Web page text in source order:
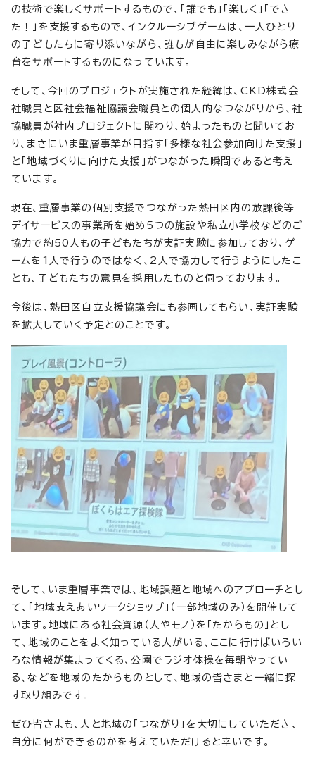
の技術で楽しくサポートするもので、「誰でも」「楽しく」「でき
た！」を支援するもので、インクルーシブゲームは、一人ひとり
の子どもたちに寄り添いながら、誰もが自由に楽しみながら療
育をサポートするものになっています。
そして、今回のプロジェクトが実施された経緯は、CKD株式会
社職員と区社会福祉協議会職員との個人的なつながりから、社
協職員が社内プロジェクトに関わり、始まったものと聞いてお
り、まさにいま重層事業が目指す「多様な社会参加向けた支援」
と「地域づくりに向けた支援」がつながった瞬間であると考え
ています。
現在、重層事業の個別支援でつながった熱田区内の放課後等
デイサービスの事業所を始め5つの施設や私立小学校などのご
協力で約50人もの子どもたちが実証実験に参加しており、ゲ
ームを1人で行うのではなく、2人で協力して行うようにしたこ
とも、子どもたちの意見を採用したものと伺っております。
今後は、熱田区自立支援協議会にも参画してもらい、実証実験
を拡大していく予定とのことです。
そして、いま重層事業では、地域課題と地域へのアプローチとし
て、「地域支えあいワークショップ」（一部地域のみ）を開催して
います。地域にある社会資源（人やモノ）を「たからもの」とし
て、地域のことをよく知っている人がいる、ここに行けばいろい
ろな情報が集まってくる、公園でラジオ体操を毎朝やってい
る、などを地域のたからものとして、地域の皆さまと一緒に探
す取り組みです。
ぜひ皆さまも、人と地域の「つながり」を大切にしていただき、
自分に何ができるのかを考えていただけると幸いです。